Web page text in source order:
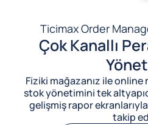
Ticimax Order
Çok Kanallı
Fiziki mağazanız ile online
stok yönetimini tek
gelişmiş rapor ekranlarıyla
takip